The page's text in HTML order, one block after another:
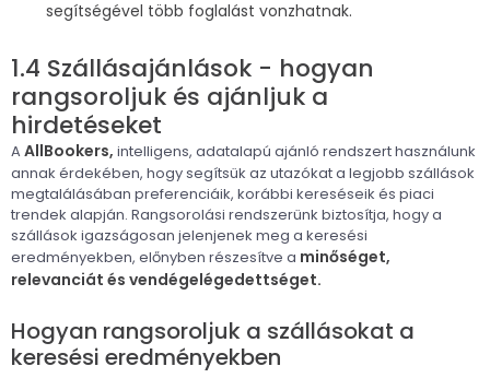
segítségével több foglalást vonzhatnak.
1.4 Szállásajánlások - hogyan
rangsoroljuk és ajánljuk a
hirdetéseket
AAllBookers, intelligens, adatalapú ajánló rendszert használunk
annak érdekében, hogy segítsük az utazókat a legjobb szállások
megtalálásában preferenciáik, korábbi kereséseik és piaci
trendek alapján. Rangsorolási rendszerünk biztosítja, hogy a
szállások igazságosan jelenjenek meg a keresési
eredményekben, előnyben részesítve a minőséget,
relevanciát és vendégelégedettséget.
Hogyan rangsoroljuk a szállásokat a
keresési eredményekben